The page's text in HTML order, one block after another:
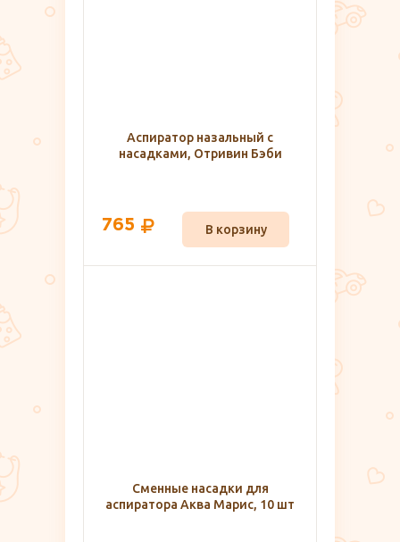
Аспиратор назальный с
насадками, Отривин Бэби
765 В корзину
Сменные насадки для
аспиратора Аква Марис, 10 шт